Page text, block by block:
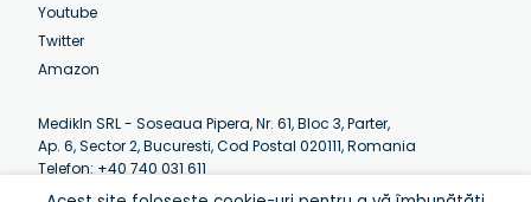
Youtube
Twitter
Amazon
MedikIn SRL - Soseaua Pipera, Nr. 61, Bloc 3, Parter,
Ap. 6, Sector 2, Bucuresti, Cod Postal 020111, Romania
Telefon: +40 740 031 611
Email: contact@artenediana.com